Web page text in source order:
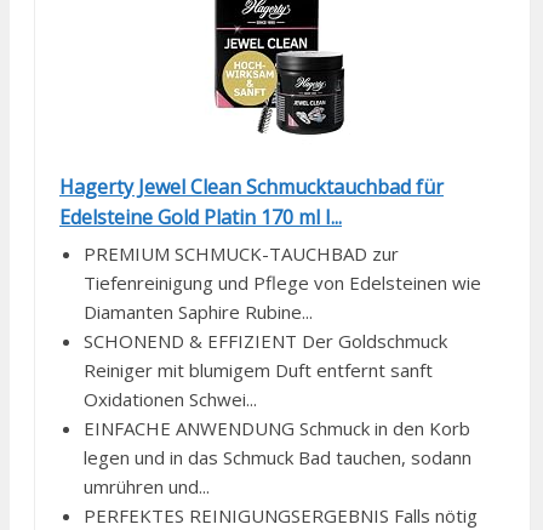
Hagerty Jewel Clean Schmucktauchbad für
Edelsteine Gold Platin 170 ml I...
PREMIUM SCHMUCK-TAUCHBAD zur
Tiefenreinigung und Pflege von Edelsteinen wie
Diamanten Saphire Rubine...
SCHONEND & EFFIZIENT Der Goldschmuck
Reiniger mit blumigem Duft entfernt sanft
Oxidationen Schwei...
EINFACHE ANWENDUNG Schmuck in den Korb
legen und in das Schmuck Bad tauchen, sodann
umrühren und...
PERFEKTES REINIGUNGSERGEBNIS Falls nötig